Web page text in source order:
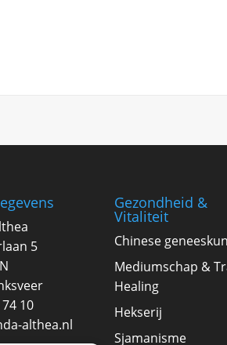
5
10
althea.nl
Gezondheid &
Vitaliteit
Chinese
Mediumschap &
Healing
Hekserij
Sjamanisme